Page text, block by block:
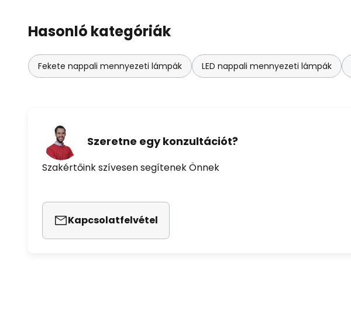
Hasonló kategóriák
Fekete nappali mennyezeti lámpák LED nappali mennyezeti lámpák
Szeretne egy konzultációt?
Szakértőink szívesen segítenek Önnek
Kapcsolatfelvétel